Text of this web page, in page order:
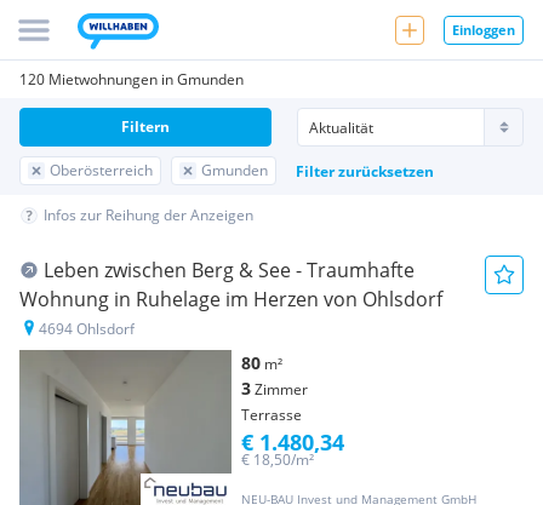
Einloggen
120 Mietwohnungen in Gmunden
Oberösterreich Gmunden Filter zurücksetzen
Filtern
Infos zur Reihung der Anzeigen
Leben zwischen Berg & See - Traumhafte
Wohnung in Ruhelage im Herzen von Ohlsdorf
4694 Ohlsdorf
80 m²
3Zimmer
Terrasse
NEU-BAU Invest und Management GmbH
€ 18,50/m²
€ 1.480,34